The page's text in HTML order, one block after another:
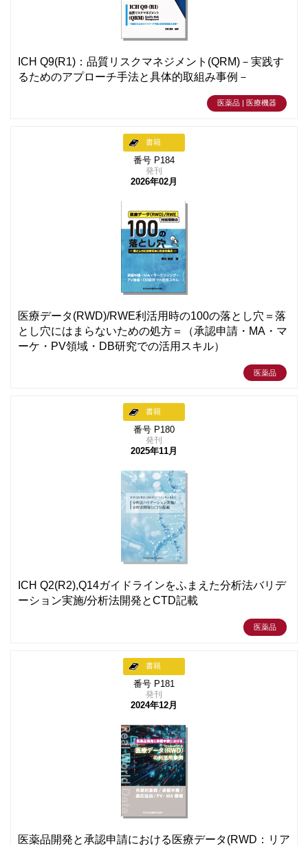
ICH Q9(R1)：品質リスクマネジメント(QRM)－実践す
るためのアプローチ手法と具体的取組み事例－
医薬品 | 医療機器
書籍
番号 P184
発刊
2026年02月
医療データ(RWD)/RWE利活用時の100の落とし穴＝落
とし穴にはまらないための処方＝（承認申請・MA・マ
ーケ・PV領域・DB研究での活用スキル）
医薬品
書籍
番号 P180
発刊
2025年11月
ICH Q2(R2),Q14ガイドラインをふまえた分析法バリデ
ーション実施/分析法開発とCTD記載
医薬品
書籍
番号 P181
発刊
2024年12月
医薬品開発と承認申請における医療データ(RWD：リア